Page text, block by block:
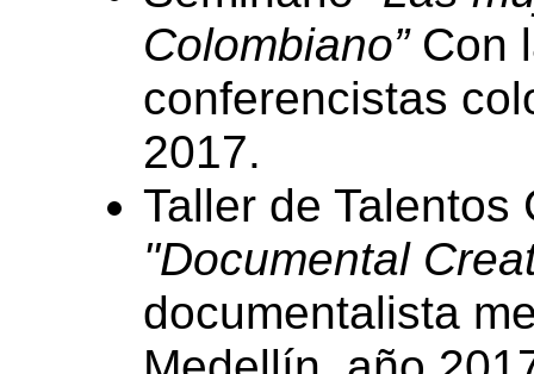
Colombiano”Con
conferencistas
2017.
Taller de Talentos
"Documental
documentalista